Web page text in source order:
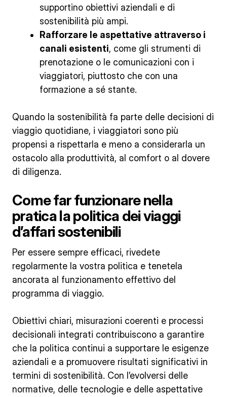
supportino obiettivi aziendali e di
sostenibilità più ampi.
Rafforzare le aspettative attraverso i
canali esistenti, come gli strumenti di
prenotazione o le comunicazioni con i
viaggiatori, piuttosto che con una
formazione a sé stante.
Quando la sostenibilità fa parte delle decisioni di
viaggio quotidiane, i viaggiatori sono più
propensi a rispettarla e meno a considerarla un
ostacolo alla produttività, al comfort o al dovere
di diligenza.
Come far funzionare nella
pratica la politica dei viaggi
d’affari sostenibili
Per essere sempre efficaci, rivedete
regolarmente la vostra politica e tenetela
ancorata al funzionamento effettivo del
programma di viaggio.
Obiettivi chiari, misurazioni coerenti e processi
decisionali integrati contribuiscono a garantire
che la politica continui a supportare le esigenze
aziendali e a promuovere risultati significativi in
termini di sostenibilità. Con l’evolversi delle
normative, delle tecnologie e delle aspettative